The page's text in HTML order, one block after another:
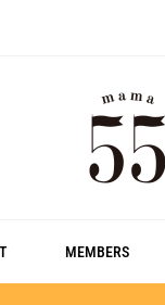
MEMBERS